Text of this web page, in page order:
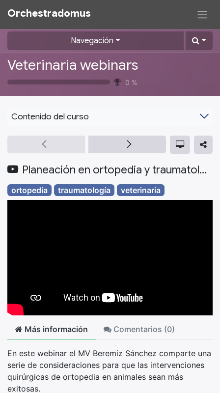
Orchestradomus​
Navegación
Veterinaria webinars
0 %
Contenido del curso
Planeación en ortopedia y traumatología veterinaria
ortopedia traumatología veterinaria
Más información Comentarios (0)
En este webinar el MV Beremiz Sánchez comparte una
serie de consideraciones para que las intervenciones
quirúrgicas de ortopedia en animales sean más
exitosas.